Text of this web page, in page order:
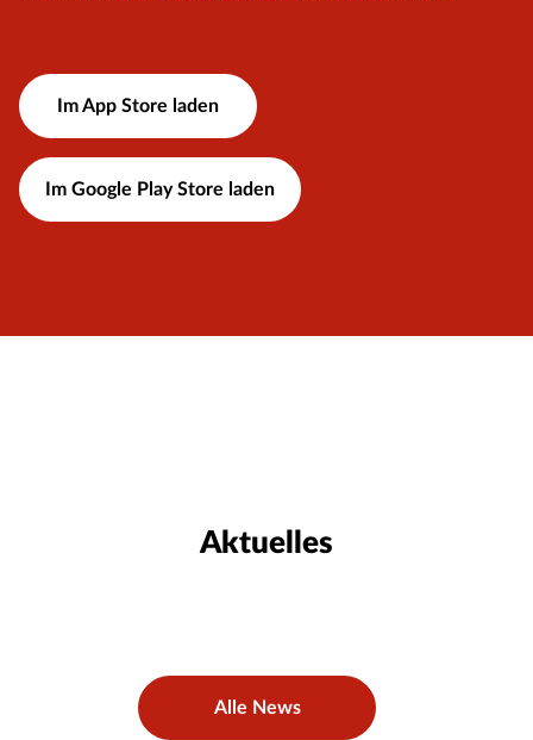
Im App Store laden
Im Google Play Store laden
Aktuelles
Alle News